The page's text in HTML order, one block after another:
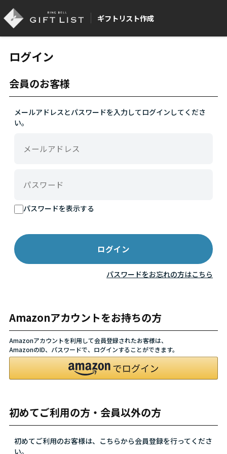
ギフトリスト作成
ログイン
会員のお客様
メールアドレスとパスワードを入力してログインしてくださ
い。
パスワードを表示する
パスワードをお忘れの方はこちら
Amazonアカウントをお持ちの方
Amazonアカウントを利用して会員登録されたお客様は、
AmazonのID、パスワードで、ログインすることができます。
初めてご利用の方・会員以外の方
初めてご利用のお客様は、こちらから会員登録を行ってくださ
い。